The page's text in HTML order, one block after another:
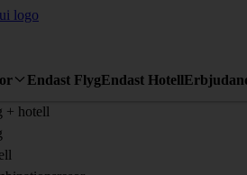
Endast FlygEndast Hotell
+ hotell